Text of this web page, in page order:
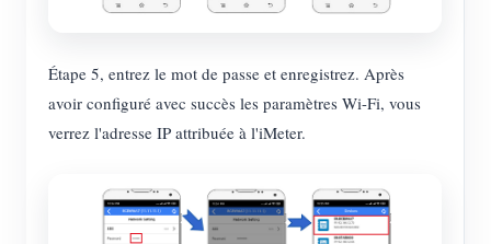
Étape 5, entrez le mot de passe et enregistrez. Après
avoir configuré avec succès les paramètres Wi-Fi, vous
verrez l'adresse IP attribuée à l'iMeter.